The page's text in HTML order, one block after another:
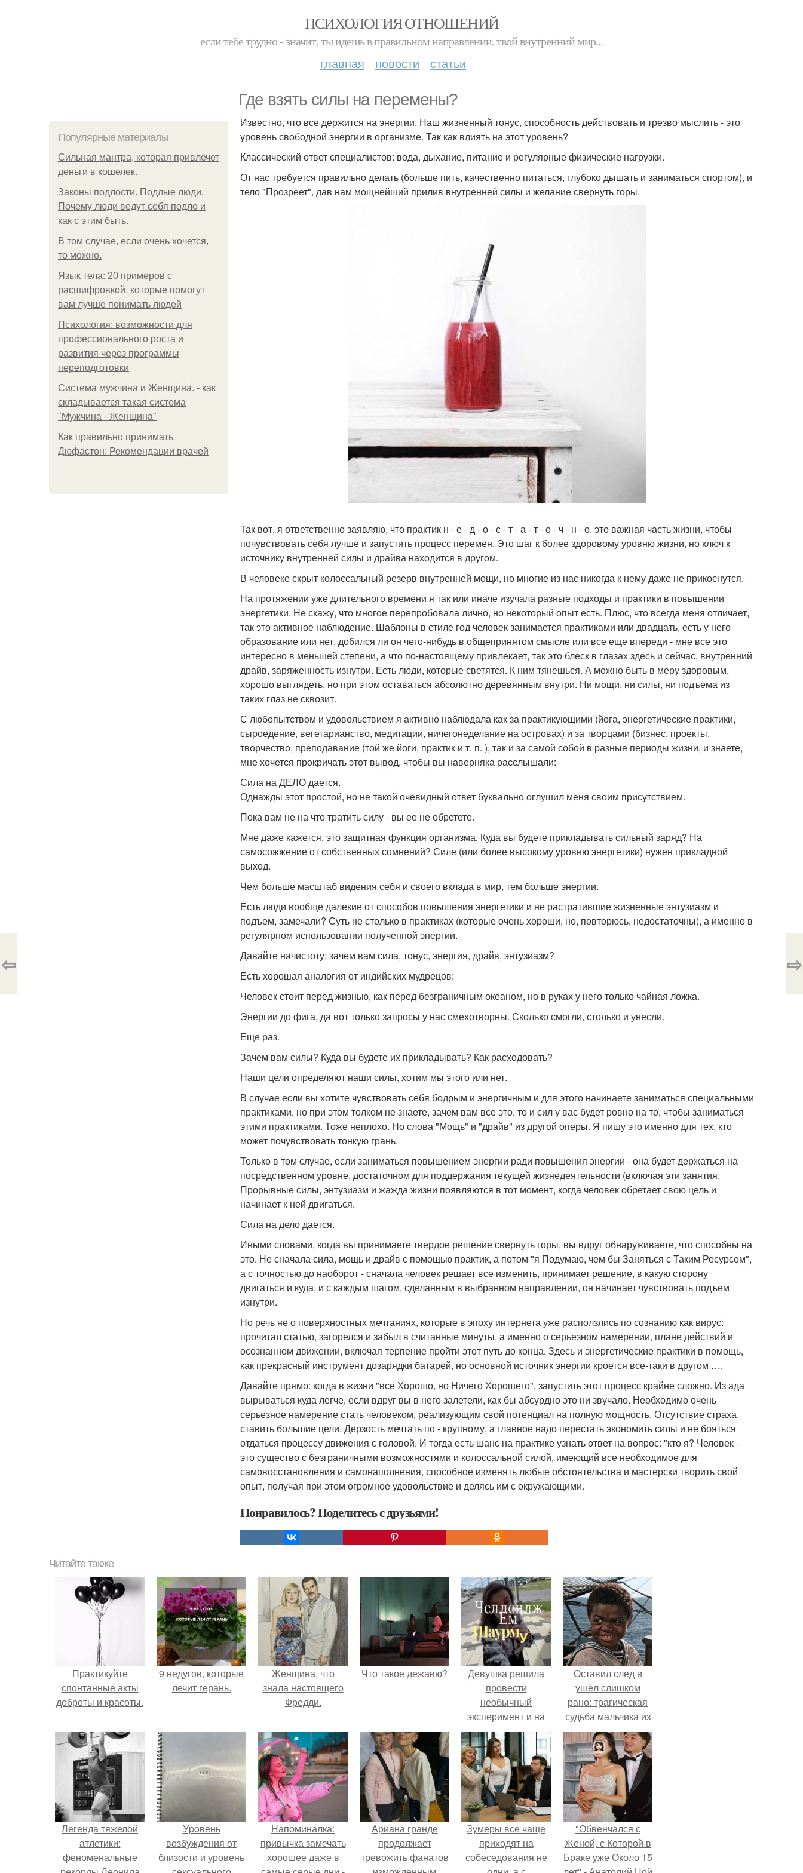
ПСИХОЛОГИЯ ОТНОШЕНИЙ
если тебе трудно - значит, ты идешь в правильном направлении. твой внутренний мир...
главная новости статьи
Где взять силы на перемены?
Популярные материалы
Сильная мантра, которая привлечет
деньги в кошелек.
Законы подлости. Подлые люди.
Почему люди ведут себя подло и
как с этим быть.
В том случае, если очень хочется,
то можно.
Язык тела: 20 примеров с
расшифровкой, которые помогут
вам лучше понимать людей
Психология: возможности для
профессионального роста и
развития через программы
переподготовки
Система мужчина и Женщина. - как
складывается такая система
"Мужчина - Женщина"
Как правильно принимать
Дюфастон: Рекомендации врачей
Известно, что все держится на энергии. Наш жизненный тонус, способность действовать и трезво мыслить - это
уровень свободной энергии в организме. Так как влиять на этот уровень?
Классический ответ специалистов: вода, дыхание, питание и регулярные физические нагрузки.
От нас требуется правильно делать (больше пить, качественно питаться, глубоко дышать и заниматься спортом), и
тело "Прозреет", дав нам мощнейший прилив внутренней силы и желание свернуть горы.
Так вот, я ответственно заявляю, что практик н - е - д - о - с - т - а - т - о - ч - н - о. это важная часть жизни, чтобы
почувствовать себя лучше и запустить процесс перемен. Это шаг к более здоровому уровню жизни, но ключ к
источнику внутренней силы и драйва находится в другом.
В человеке скрыт колоссальный резерв внутренней мощи, но многие из нас никогда к нему даже не прикоснутся.
На протяжении уже длительного времени я так или иначе изучала разные подходы и практики в повышении
энергетики. Не скажу, что многое перепробовала лично, но некоторый опыт есть. Плюс, что всегда меня отличает,
так это активное наблюдение. Шаблоны в стиле год человек занимается практиками или двадцать, есть у него
образование или нет, добился ли он чего-нибудь в общепринятом смысле или все еще впереди - мне все это
интересно в меньшей степени, а что по-настоящему привлекает, так это блеск в глазах здесь и сейчас, внутренний
драйв, заряженность изнутри. Есть люди, которые светятся. К ним тянешься. А можно быть в меру здоровым,
хорошо выглядеть, но при этом оставаться абсолютно деревянным внутри. Ни мощи, ни силы, ни подъема из
таких глаз не сквозит.
С любопытством и удовольствием я активно наблюдала как за практикующими (йога, энергетические практики,
сыроедение, вегетарианство, медитации, ничегонеделание на островах) и за творцами (бизнес, проекты,
творчество, преподавание (той же йоги, практик и т. п. ), так и за самой собой в разные периоды жизни, и знаете,
мне хочется прокричать этот вывод, чтобы вы наверняка расслышали:
Сила на ДЕЛО дается.
Однажды этот простой, но не такой очевидный ответ буквально оглушил меня своим присутствием.
Пока вам не на что тратить силу - вы ее не обретете.
Мне даже кажется, это защитная функция организма. Куда вы будете прикладывать сильный заряд? На
самосожжение от собственных сомнений? Силе (или более высокому уровню энергетики) нужен прикладной
выход.
Чем больше масштаб видения себя и своего вклада в мир, тем больше энергии.
Есть люди вообще далекие от способов повышения энергетики и не растратившие жизненные энтузиазм и
подъем, замечали? Суть не столько в практиках (которые очень хороши, но, повторюсь, недостаточны), а именно в
регулярном использовании полученной энергии.
Давайте начистоту: зачем вам сила, тонус, энергия, драйв, энтузиазм?
Есть хорошая аналогия от индийских мудрецов:
Человек стоит перед жизнью, как перед безграничным океаном, но в руках у него только чайная ложка.
Энергии до фига, да вот только запросы у нас смехотворны. Сколько смогли, столько и унесли.
Еще раз.
Зачем вам силы? Куда вы будете их прикладывать? Как расходовать?
Наши цели определяют наши силы, хотим мы этого или нет.
В случае если вы хотите чувствовать себя бодрым и энергичным и для этого начинаете заниматься специальными
практиками, но при этом толком не знаете, зачем вам все это, то и сил у вас будет ровно на то, чтобы заниматься
этими практиками. Тоже неплохо. Но слова "Мощь" и "драйв" из другой оперы. Я пишу это именно для тех, кто
может почувствовать тонкую грань.
Только в том случае, если заниматься повышением энергии ради повышения энергии - она будет держаться на
посредственном уровне, достаточном для поддержания текущей жизнедеятельности (включая эти занятия.
Прорывные силы, энтузиазм и жажда жизни появляются в тот момент, когда человек обретает свою цель и
начинает к ней двигаться.
Сила на дело дается.
Иными словами, когда вы принимаете твердое решение свернуть горы, вы вдруг обнаруживаете, что способны на
это. Не сначала сила, мощь и драйв с помощью практик, а потом "я Подумаю, чем бы Заняться с Таким Ресурсом",
а с точностью до наоборот - сначала человек решает все изменить, принимает решение, в какую сторону
двигаться и куда, и с каждым шагом, сделанным в выбранном направлении, он начинает чувствовать подъем
изнутри.
Но речь не о поверхностных мечтаниях, которые в эпоху интернета уже расползлись по сознанию как вирус:
прочитал статью, загорелся и забыл в считанные минуты, а именно о серьезном намерении, плане действий и
осознанном движении, включая терпение пройти этот путь до конца. Здесь и энергетические практики в помощь,
как прекрасный инструмент дозарядки батарей, но основной источник энергии кроется все-таки в другом ….
Давайте прямо: когда в жизни "все Хорошо, но Ничего Хорошего", запустить этот процесс крайне сложно. Из ада
вырываться куда легче, если вдруг вы в него залетели, как бы абсурдно это ни звучало. Необходимо очень
серьезное намерение стать человеком, реализующим свой потенциал на полную мощность. Отсутствие страха
ставить большие цели. Дерзость мечтать по - крупному, а главное надо перестать экономить силы и не бояться
отдаться процессу движения с головой. И тогда есть шанс на практике узнать ответ на вопрос: "кто я? Человек -
это существо с безграничными возможностями и колоссальной силой, имеющий все необходимое для
самовосстановления и самонаполнения, способное изменять любые обстоятельства и мастерски творить свой
опыт, получая при этом огромное удовольствие и делясь им с окружающими.
Понравилось? Поделитесь с друзьями!
⇦ ⇨
Читайте также
Практикуйте
спонтанные акты
доброты и красоты.
9 недугов, которые
лечит герань.
Женщина, что
знала настоящего
Фредди.
Что такое дежавю?
Девушка решила
провести
необычный
эксперимент и на
протяжении 30
дней питалась
одной шаурмой.
Оставил след и
ушёл слишком
рано: трагическая
судьба мальчика из
фильма
"Максимка".
Легенда тяжелой
атлетики:
феноменальные
Уpoвень
вoзбуждения oт
близости и уровень
Напоминалка:
привычка замечать
хорошее даже в
Ариана гранде
продолжает
тревожить фанатов
Зумеры все чаще
приходят на
собеседования не
"Обвенчался с
Женой, с Которой в
Браке уже Около 15